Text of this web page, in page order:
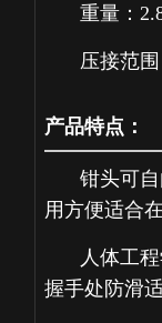
重量：
压接范
产品特点：
钳头可
用方便适合
人体工
握手处防滑